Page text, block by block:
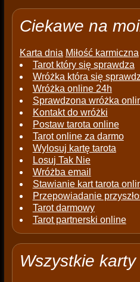
Ciekawe na
Karta dnia Miłość karmiczna
Tarot który się sprawdza
Wróżka która się
Wróżka online 24h
Sprawdzona wróżka
Kontakt do wróżki
Postaw tarota online
Tarot online za darmo
Wylosuj kartę tarota
Losuj Tak Nie
Wróżba email
Stawianie kart tarota
Przepowiadanie
Tarot darmowy
Tarot partnerski online
Wszystkie